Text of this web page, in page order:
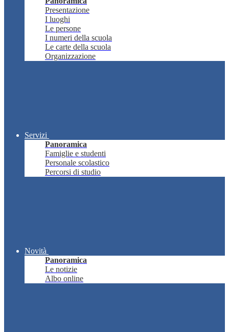
Presentazione
I luoghi
Le persone
I numeri della scuola
Le carte della scuola
Organizzazione
Servizi
Panoramica
Famiglie e studenti
Personale scolastico
Percorsi di studio
Novità
Panoramica
Le notizie
Albo online